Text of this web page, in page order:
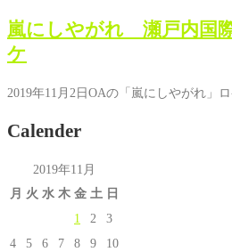
嵐にしやがれ 瀬戸内国
ケ
2019年11月2日OAの「嵐にしやがれ」
Calender
2019年11月
月 火 水 木 金 土 日
1
2
3
4
5 6 7 8 9
10